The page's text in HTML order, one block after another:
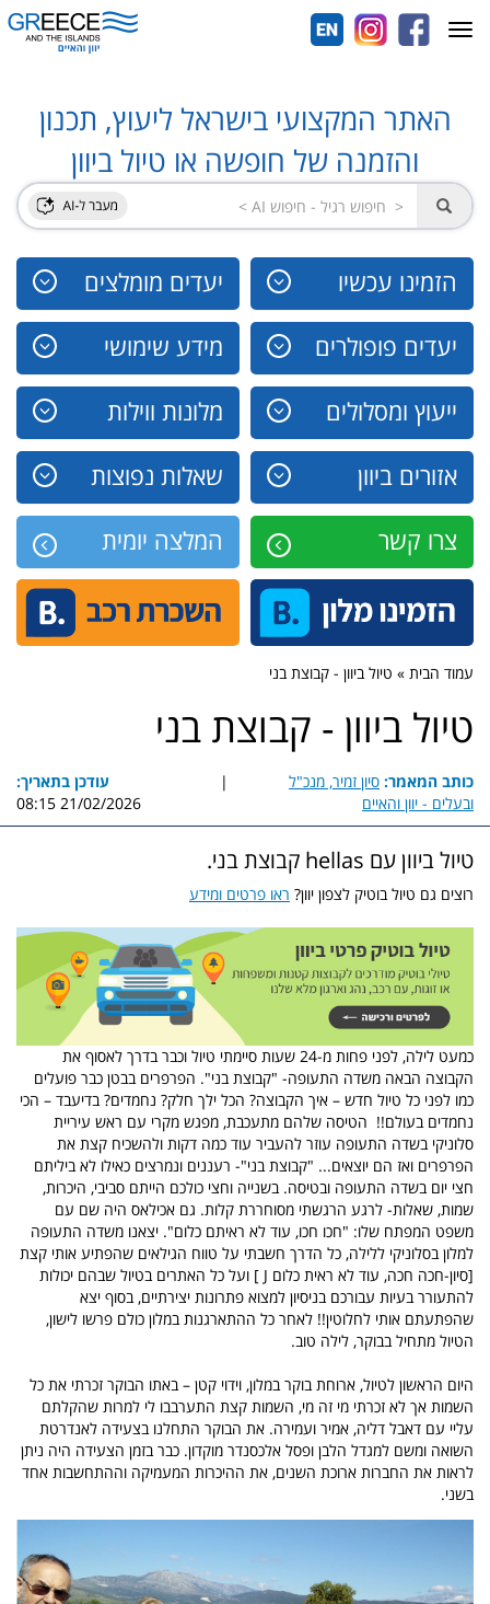
האתר המקצועי בישראל ליעוץ, תכנון
והזמנה של חופשה או טיול ביוון
הזמינו עכשיו יעדים מומלצים
יעדים פופולרים מידע שימושי
ייעוץ ומסלולים מלונות ווילות
אזורים ביוון שאלות נפוצות
צרו קשר המלצה יומית
Toggle
navigation
עמוד הבית » טיול ביוון - קבוצת בני
טיול ביוון - קבוצת בני
כותב המאמר: סיון זמיר, מנכ"ל
ובעלים - יוון והאיים
|
עודכן בתאריך:
21/02/2026 08:15
טיול ביוון עם hellas קבוצת בני.
רוצים גם טיול בוטיק לצפון יוון? ראו פרטים ומידע
כמעט לילה, לפני פחות מ-24 שעות סיימתי טיול וכבר בדרך לאסוף את
הקבוצה הבאה משדה התעופה- "קבוצת בני". הפרפרים בבטן כבר פועלים
כמו לפני כל טיול חדש – איך הקבוצה? הכל ילך חלק? נחמדים? בדיעבד – הכי
נחמדים בעולם!! הטיסה שלהם מתעכבת, מפגש מקרי עם ראש עיריית
סלוניקי בשדה התעופה עוזר להעביר עוד כמה דקות ולהשכיח קצת את
הפרפרים ואז הם יוצאים... "קבוצת בני"- רעננים ונמרצים כאילו לא ביליתם
חצי יום בשדה התעופה ובטיסה. בשנייה וחצי כולכם הייתם סביבי, היכרות,
שמות, שאלות- לרגע הרגשתי מסוחררת קלות. גם אכילאס היה שם עם
משפט המפתח שלו: "חכו חכו, עוד לא ראיתם כלום". יצאנו משדה התעופה
למלון בסלוניקי ללילה, כל הדרך חשבתי על טווח הגילאים שהפתיע אותי קצת
[סיון-חכה חכה, עוד לא ראית כלום J ] ועל כל האתרים בטיול שבהם יכולות
להתעורר בעיות עבורכם בניסיון למצוא פתרונות יצירתיים, בסוף יצא
שהפתעתם אותי לחלוטין!! לאחר כל ההתארגנות במלון כולם פרשו לישון,
הטיול מתחיל בבוקר, לילה טוב.
היום הראשון לטיול, ארוחת בוקר במלון, וידוי קטן – באתו הבוקר זכרתי את כל
השמות אך לא זכרתי מי זה מי, השמות קצת התערבבו לי למרות שהקלתם
עליי עם דאבל דליה, אמיר ועמירה. את הבוקר התחלנו בצעידה לאנדרטת
השואה ומשם למגדל הלבן ופסל אלכסנדר מוקדון. כבר בזמן הצעידה היה ניתן
לראות את החברות ארוכת השנים, את ההיכרות המעמיקה וההתחשבות אחד
בשני.